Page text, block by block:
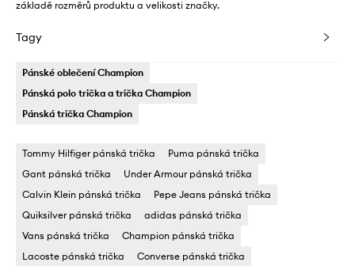
základě rozměrů produktu a velikosti značky.
Tagy
Pánské oblečení Champion
Pánská polo trička a trička Champion
Pánská trička Champion
Tommy Hilfiger pánská trička
Puma pánská trička
Gant pánská trička
Under Armour pánská trička
Calvin Klein pánská trička
Pepe Jeans pánská trička
Quiksilver pánská trička
adidas pánská trička
Vans pánská trička
Champion pánská trička
Lacoste pánská trička
Converse pánská trička